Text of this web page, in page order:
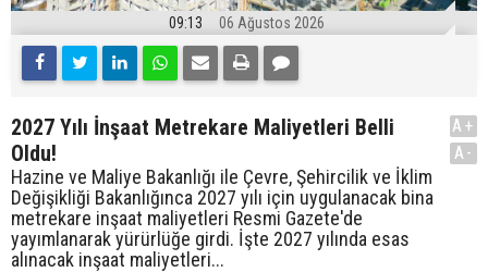
09:13 06 Ağustos 2026
2027 Yılı İnşaat Metrekare Maliyetleri Belli
Oldu!
Hazine ve Maliye Bakanlığı ile Çevre, Şehircilik ve İklim
Değişikliği Bakanlığınca 2027 yılı için uygulanacak bina
metrekare inşaat maliyetleri Resmi Gazete'de
yayımlanarak yürürlüğe girdi. İşte 2027 yılında esas
alınacak inşaat maliyetleri...
A+
A-